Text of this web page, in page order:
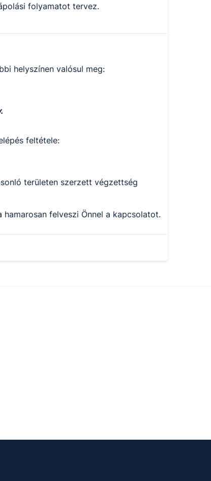
folyamatot tervez.
helyszínen valósul meg:
feltétele:
területen szerzett végzettség
hamarosan felveszi Önnel a kapcsolatot.